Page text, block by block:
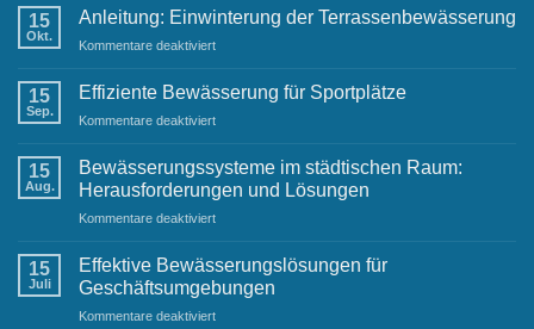
Ihrem
Einwinterung
Gartenbewässerung
15
Okt.
Anleitung: Einwinterung der Terrassenbewässerung
Kommentare deaktiviertfür
Einwinterung
Terrassenbewässerung
15
Sep.
Effiziente Bewässerung für Sportplätze
Kommentare deaktiviertfür
Bewässerung
für
Sportplätze
15
Aug.
Bewässerungssysteme im städtischen Raum:
Herausforderungen und Lösungen
Kommentare deaktiviertfür
städtischen
Raum:
Herausforderungen
15
Juli
Effektive Bewässerungslösungen für
Geschäftsumgebungen
Kommentare deaktiviertfür